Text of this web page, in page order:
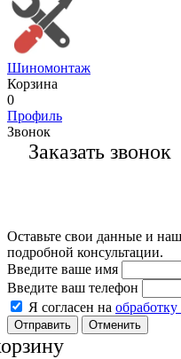
Шиномонтаж
Корзина
0
Профиль
Звонок
Заказать звонок
Оставьте свои данные и
подробной консультации.
Введите ваше имя
Введите ваш телефон
Я согласен на
Отменить